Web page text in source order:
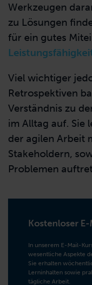
Werkzeugen
zu Lösungen
für ein gutes
Viel wichtiger
Retrospektiven
Verständnis zu
im Alltag auf. Sie
der agilen Arbeit
Stakeholdern,
Problemen
Kostenloser
In unserem E-Mail-
wesentliche Aspekte
Sie erhalten
Lerninhalten sowie
tägliche Arbeit.